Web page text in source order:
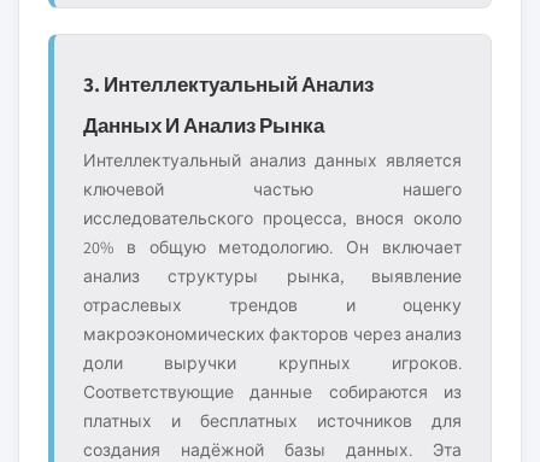
3. Интеллектуальный Анализ
Данных И Анализ Рынка
Интеллектуальный анализ данных является
ключевой частью нашего
исследовательского процесса, внося около
20% в общую методологию. Он включает
анализ структуры рынка, выявление
отраслевых трендов и оценку
макроэкономических факторов через анализ
доли выручки крупных игроков.
Соответствующие данные собираются из
платных и бесплатных источников для
создания надёжной базы данных. Эта